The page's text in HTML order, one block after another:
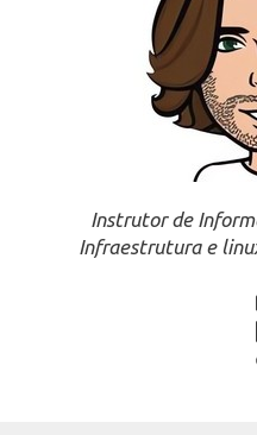
Instrutor de
Infraestrutura e